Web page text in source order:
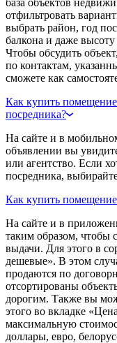
отфильтровать
выбрать район, год
балкона и даже высоту
Чтобы обсудить
по контактам,
сможете как
Как купить
посредника?
На сайте и в
объявлении вы
или агентство. Если
посредника,
Как купить
На сайте и в
таким образом, чтобы
выдачи. Для этого в
дешевые». В этом
продаются по
отсортированы
дорогим. Также вы
этого во вкладке
максимальную
доллары, евро,